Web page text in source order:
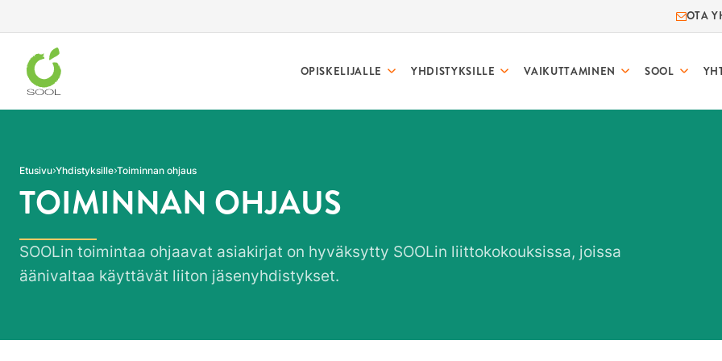
OTA
OPISKELIJALLE YHDISTYKSILLE VAIKUTTAMINEN SOOL
Etusivu Yhdistyksille Toiminnan ohjaus
TOIMINNAN OHJAUS
SOOLin toimintaa ohjaavat asiakirjat on hyväksytty SOOLin liittokokouksissa, joissa
äänivaltaa käyttävät liiton jäsenyhdistykset.